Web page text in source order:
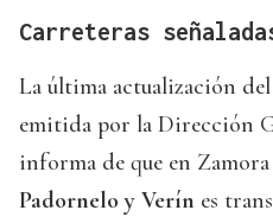
Carreteras
La última actualización
emitida por la Dirección
informa de que en Zamora
Padornelo y Verín es